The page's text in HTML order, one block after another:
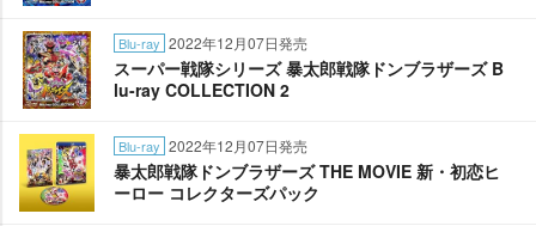
Blu-ray 2022年12月07日発売
スーパー戦隊シリーズ 暴太郎戦隊ドンブラザーズ B
lu-ray COLLECTION 2
Blu-ray 2022年12月07日発売
暴太郎戦隊ドンブラザーズ THE MOVIE 新・初恋ヒ
ーロー コレクターズパック